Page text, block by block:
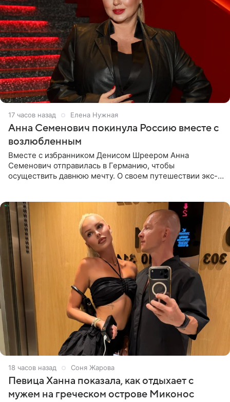
17 часов назад Елена Нужная
Анна Семенович покинула Россию вместе с
возлюбленным
Вместе с избранником Денисом Шреером Анна
Семенович отправилась в Германию, чтобы
осуществить давнюю мечту. О своем путешествии экс-
18 часов назад Соня Жарова
Певица Ханна показала, как отдыхает с
мужем на греческом острове Миконос